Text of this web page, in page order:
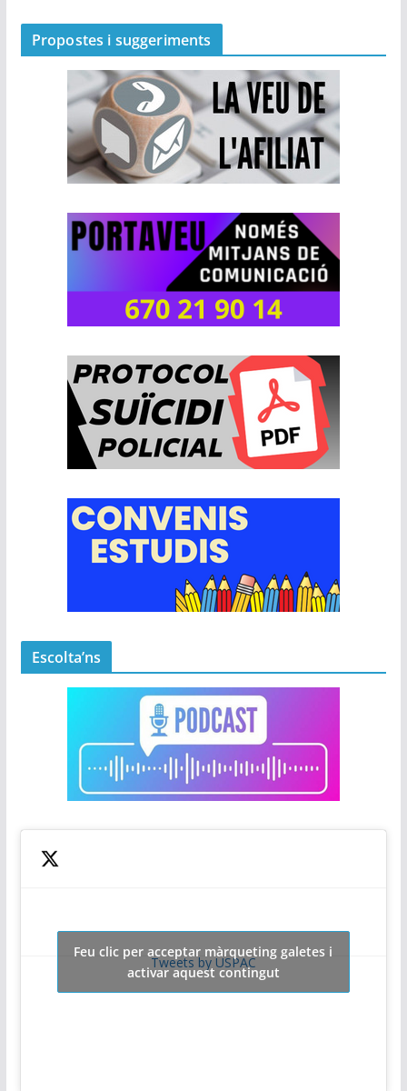
Propostes i suggeriments
Escolta’ns
Tweets by USPAC
Feu clic per acceptar màrqueting galetes i
activar aquest contingut